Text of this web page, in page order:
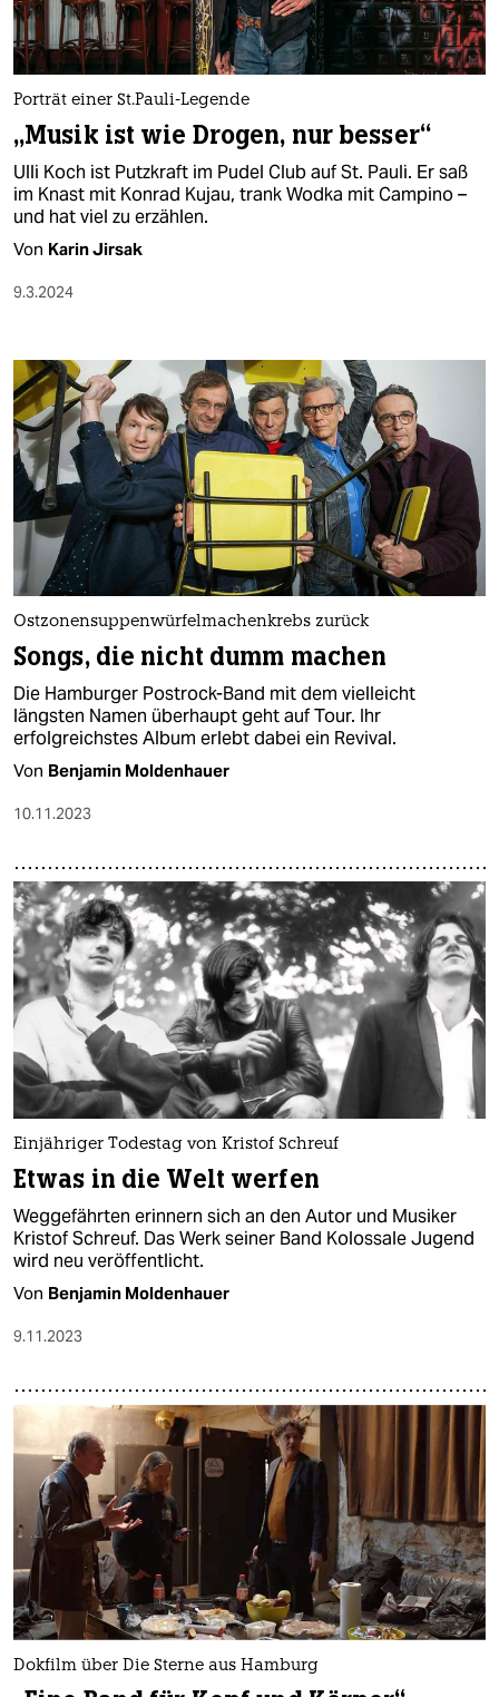
Porträt einer St.Pauli-Legende
„Musik ist wie Drogen, nur besser“
Ulli Koch ist Putzkraft im Pudel Club auf St. Pauli. Er saß
im Knast mit Konrad Kujau, trank Wodka mit Campino –
und hat viel zu erzählen.
Von Karin Jirsak
9.3.2024
Ostzonensuppenwürfelmachenkrebs zurück
Songs, die nicht dumm machen
Die Hamburger Postrock-Band mit dem vielleicht
längsten Namen überhaupt geht auf Tour. Ihr
erfolgreichstes Album erlebt dabei ein Revival.
Von Benjamin Moldenhauer
10.11.2023
Einjähriger Todestag von Kristof Schreuf
Etwas in die Welt werfen
Weggefährten erinnern sich an den Autor und Musiker
Kristof Schreuf. Das Werk seiner Band Kolossale Jugend
wird neu veröffentlicht.
Von Benjamin Moldenhauer
9.11.2023
Dokfilm über Die Sterne aus Hamburg